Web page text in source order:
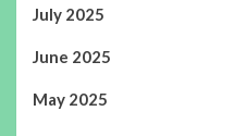
July 2025
June 2025
May 2025